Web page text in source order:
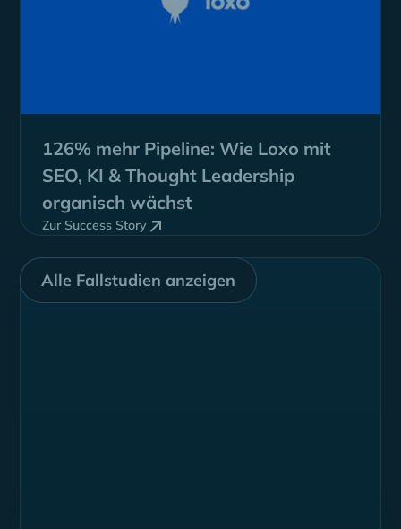
126% mehr Pipeline:Wie Loxo mit
SEO, KI & Thought Leadership
organisch wächst
Zur Success Story
Alle Fallstudien anzeigen